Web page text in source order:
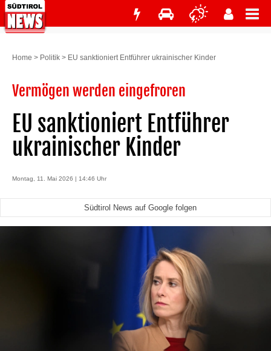
Home > Politik > EU sanktioniert Entführer ukrainischer Kinder
Vermögen werden eingefroren
EU sanktioniert Entführer
ukrainischer Kinder
Montag, 11. Mai 2026 | 14:46 Uhr
Südtirol News auf Google folgen